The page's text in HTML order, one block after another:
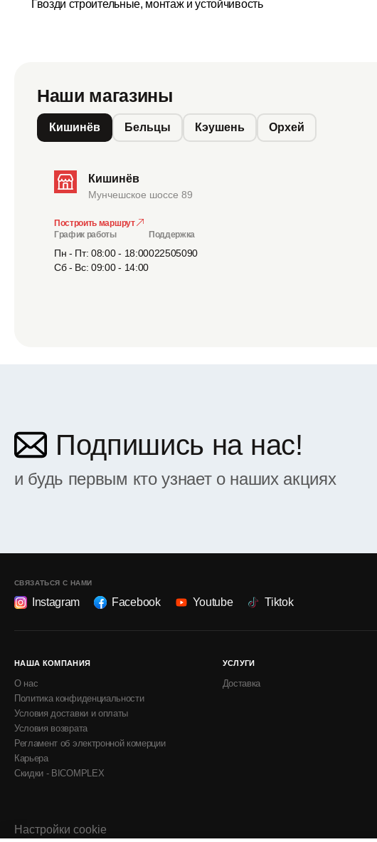
Гвозди строительные, монтаж и устойчивость
Наши магазины
Кишинёв Бельцы Кэушень Орхей
Кишинёв
Мунчешское шоссе 89
Построить маршрут
График работы
Пн - Пт: 08:00 - 18:00
Сб - Вс: 09:00 - 14:00
Поддержка
022505090
Подпишись на нас!
и будь первым кто узнает о наших акциях
СВЯЗАТЬСЯ С НАМИ
Instagram Facebook Youtube Tiktok
НАША КОМПАНИЯ
О нас
Политика конфиденциальности
Условия доставки и оплаты
Условия возврата
Регламент об электронной комерции
Карьера
Скидки - BICOMPLEX
УСЛУГИ
Доставка
Настройки cookie